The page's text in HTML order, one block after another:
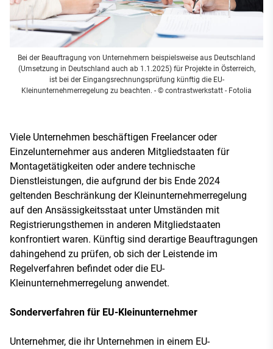
Bei der Beauftragung von Unternehmern beispielsweise aus Deutschland
(Umsetzung in Deutschland auch ab 1.1.2025) für Projekte in Österreich,
ist bei der Eingangsrechnungsprüfung künftig die EU-
Kleinunternehmerregelung zu beachten. - © contrastwerkstatt - Fotolia
Viele Unternehmen beschäftigen Freelancer oder
Einzelunternehmer aus anderen Mitgliedstaaten für
Montagetätigkeiten oder andere technische
Dienstleistungen, die aufgrund der bis Ende 2024
geltenden Beschränkung der Kleinunternehmerregelung
auf den Ansässigkeitsstaat unter Umständen mit
Registrierungsthemen in anderen Mitgliedstaaten
konfrontiert waren. Künftig sind derartige Beauftragungen
dahingehend zu prüfen, ob sich der Leistende im
Regelverfahren befindet oder die EU-
Kleinunternehmerregelung anwendet.
Sonderverfahren für EU-Kleinunternehmer
Unternehmer, die ihr Unternehmen in einem EU-